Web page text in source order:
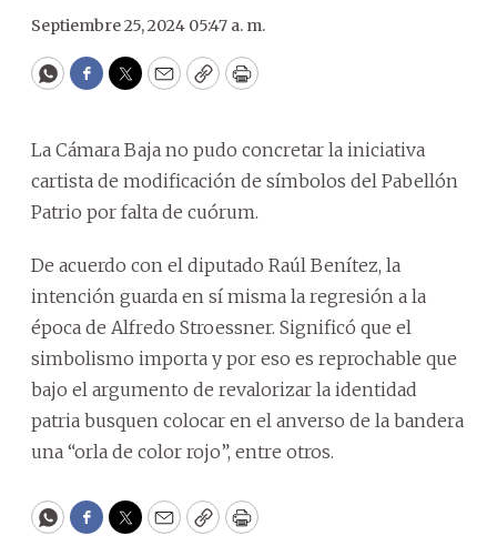
Septiembre 25, 2024 05:47 a. m.
WhatsApp
Facebook
Twitter
EmailCopyPrint
La Cámara Baja no pudo concretar la iniciativa
cartista de modificación de símbolos del Pabellón
Patrio por falta de cuórum.
De acuerdo con el diputado Raúl Benítez, la
intención guarda en sí misma la regresión a la
época de Alfredo Stroessner. Significó que el
simbolismo importa y por eso es reprochable que
bajo el argumento de revalorizar la identidad
patria busquen colocar en el anverso de la bandera
una “orla de color rojo”, entre otros.
WhatsApp
Facebook
Twitter
EmailCopyPrint